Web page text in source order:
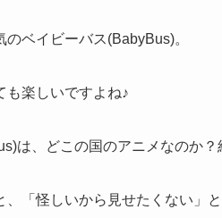
ベイビーバス(BabyBus)。
も楽しいですよね♪
は、どこの国のアニメなのか？
、「怪しいから見せたくない」